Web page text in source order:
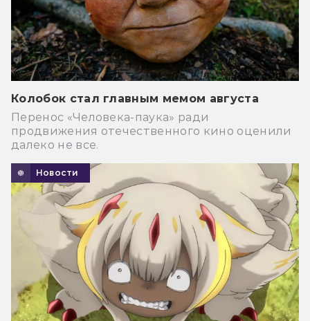
Колобок стал главным мемом августа
Перенос «Человека-паука» ради
продвижения отечественного кино оценили
далеко не все.
Новости